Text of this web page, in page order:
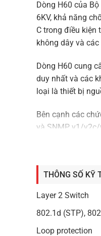
Dòng H60 của
6KV, khả năng
C trong điều kiện
không dây và
Dòng H60 cung
duy nhất và các
loại là thiết bị
Bên cạnh các
và SNMP v1/
ONVIF. Nó tự
THÔNG SỐ KỸ
Layer 2 Switch
802.1d (STP),
Loop protection